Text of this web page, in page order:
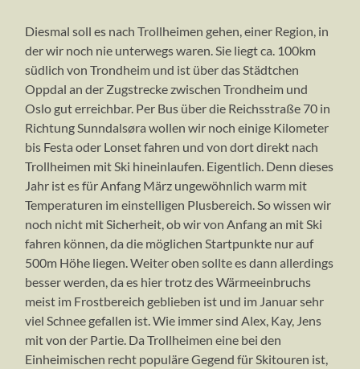
Diesmal soll es nach Trollheimen gehen, einer Region, in
der wir noch nie unterwegs waren. Sie liegt ca. 100km
südlich von Trondheim und ist über das Städtchen
Oppdal an der Zugstrecke zwischen Trondheim und
Oslo gut erreichbar. Per Bus über die Reichsstraße 70 in
Richtung Sunndalsøra wollen wir noch einige Kilometer
bis Festa oder Lonset fahren und von dort direkt nach
Trollheimen mit Ski hineinlaufen. Eigentlich. Denn dieses
Jahr ist es für Anfang März ungewöhnlich warm mit
Temperaturen im einstelligen Plusbereich. So wissen wir
noch nicht mit Sicherheit, ob wir von Anfang an mit Ski
fahren können, da die möglichen Startpunkte nur auf
500m Höhe liegen. Weiter oben sollte es dann allerdings
besser werden, da es hier trotz des Wärmeeinbruchs
meist im Frostbereich geblieben ist und im Januar sehr
viel Schnee gefallen ist. Wie immer sind Alex, Kay, Jens
mit von der Partie. Da Trollheimen eine bei den
Einheimischen recht populäre Gegend für Skitouren ist,